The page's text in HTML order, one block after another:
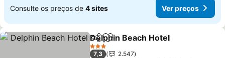
Consulte os preços de 4 sites Ver preços
PartilharAdicionar aos favoritos
Delphin Beach Hotel
3 Estrelas
7,3
2.547